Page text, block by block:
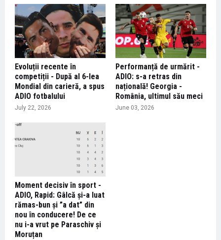
Evoluții recente în
competiții - După al 6-lea
Mondial din carieră, a spus
ADIO fotbalului
July 22, 2026
Performanță de urmărit -
ADIO: s-a retras din
națională! Georgia -
România, ultimul său meci
June 03, 2026
Moment decisiv în sport -
ADIO, Rapid: Gâlcă și-a luat
rămas-bun și ”a dat” din
nou în conducere! De ce
nu i-a vrut pe Paraschiv și
Moruțan